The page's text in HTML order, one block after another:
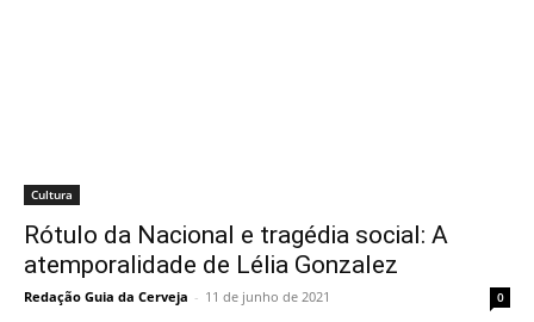
Cultura
Rótulo da Nacional e tragédia social: A
atemporalidade de Lélia Gonzalez
Redação Guia da Cerveja - 11 de junho de 2021 0